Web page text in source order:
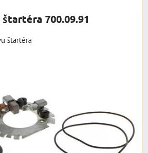
700.09.91
štartéra